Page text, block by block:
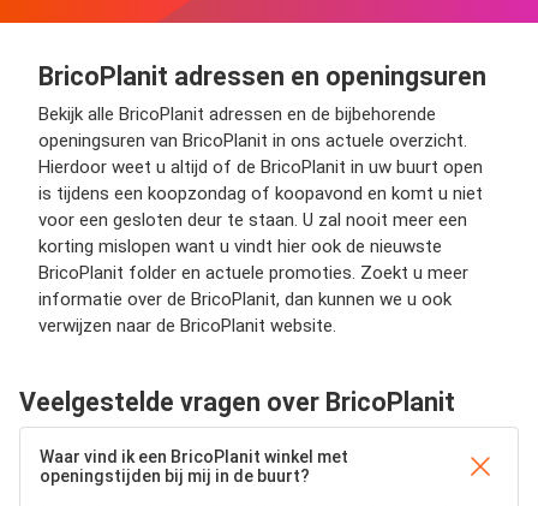
BricoPlanit adressen en openingsuren
Bekijk alle BricoPlanit adressen en de bijbehorende
openingsuren van BricoPlanit in ons actuele overzicht.
Hierdoor weet u altijd of de BricoPlanit in uw buurt open
is tijdens een koopzondag of koopavond en komt u niet
voor een gesloten deur te staan. U zal nooit meer een
korting mislopen want u vindt hier ook de nieuwste
BricoPlanit folder en actuele promoties. Zoekt u meer
informatie over de BricoPlanit, dan kunnen we u ook
verwijzen naar de BricoPlanit website.
Veelgestelde vragen over BricoPlanit
Waar vind ik een BricoPlanit winkel met
openingstijden bij mij in de buurt?